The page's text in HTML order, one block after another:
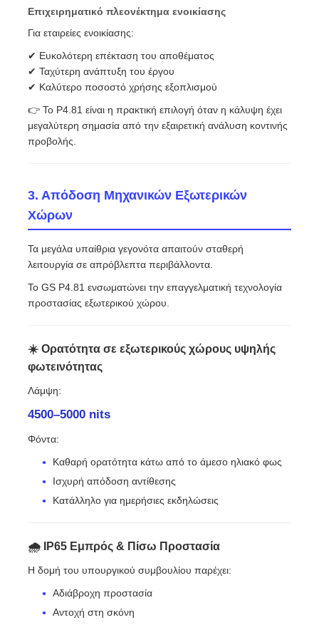
Επιχειρηματικό πλεονέκτημα ενοικίασης
Για εταιρείες ενοικίασης:
✔ Ευκολότερη επέκταση του αποθέματος
✔ Ταχύτερη ανάπτυξη του έργου
✔ Καλύτερο ποσοστό χρήσης εξοπλισμού
👉 Το P4.81 είναι η πρακτική επιλογή όταν η κάλυψη έχει
μεγαλύτερη σημασία από την εξαιρετική ανάλυση κοντινής
προβολής.
3. Απόδοση Μηχανικών Εξωτερικών
Χώρων
Τα μεγάλα υπαίθρια γεγονότα απαιτούν σταθερή
λειτουργία σε απρόβλεπτα περιβάλλοντα.
Το GS P4.81 ενσωματώνει την επαγγελματική τεχνολογία
προστασίας εξωτερικού χώρου.
☀️ Ορατότητα σε εξωτερικούς χώρους υψηλής
φωτεινότητας
Λάμψη:
4500–5000 nits
Φόντα:
Καθαρή ορατότητα κάτω από το άμεσο ηλιακό φως
Ισχυρή απόδοση αντίθεσης
Κατάλληλο για ημερήσιες εκδηλώσεις
🌧 IP65 Εμπρός & Πίσω Προστασία
Η δομή του υπουργικού συμβουλίου παρέχει:
Αδιάβροχη προστασία
Αντοχή στη σκόνη